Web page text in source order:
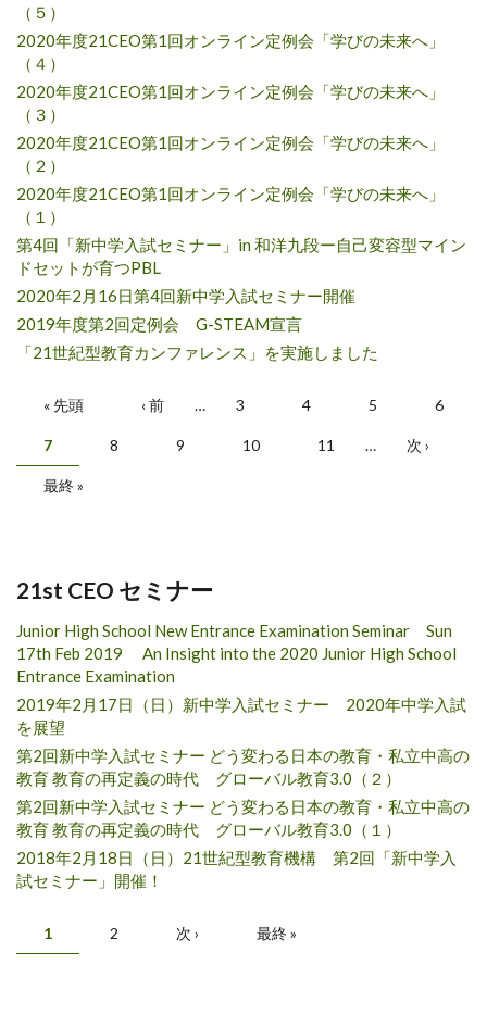
（５）
2020年度21CEO第1回オンライン定例会「学びの未来へ」
（４）
2020年度21CEO第1回オンライン定例会「学びの未来へ」
（３）
2020年度21CEO第1回オンライン定例会「学びの未来へ」
（２）
2020年度21CEO第1回オンライン定例会「学びの未来へ」
（１）
第4回「新中学入試セミナー」in 和洋九段ー自己変容型マイン
ドセットが育つPBL
2020年2月16日第4回新中学入試セミナー開催
2019年度第2回定例会 G-STEAM宣言
「21世紀型教育カンファレンス」を実施しました
ページ
« 先頭 ‹ 前 … 3 4 5 6
7 8 9 10 11 … 次 ›
最終 »
21st CEO セミナー
Junior High School New Entrance Examination Seminar Sun
17th Feb 2019 An Insight into the 2020 Junior High School
Entrance Examination
2019年2月17日（日）新中学入試セミナー 2020年中学入試
を展望
第2回新中学入試セミナー どう変わる日本の教育・私立中高の
教育 教育の再定義の時代 グローバル教育3.0（２）
第2回新中学入試セミナー どう変わる日本の教育・私立中高の
教育 教育の再定義の時代 グローバル教育3.0（１）
2018年2月18日（日）21世紀型教育機構 第2回「新中学入
試セミナー」開催！
ページ
1 2 次 › 最終 »